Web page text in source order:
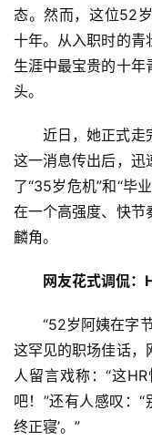
首
页
态。然而，这位52
十年。从入职时的青
生涯中最宝贵的十年
头。
近日，她正式走
这一消息传出后，迅
了“35岁危机”和“毕
在一个高强度、快节
麟角。
网友花式调侃：
“52岁阿姨在字
这罕见的职场佳话，
人留言戏称：“这
吧！”还有人感叹：“
终正寝’。”